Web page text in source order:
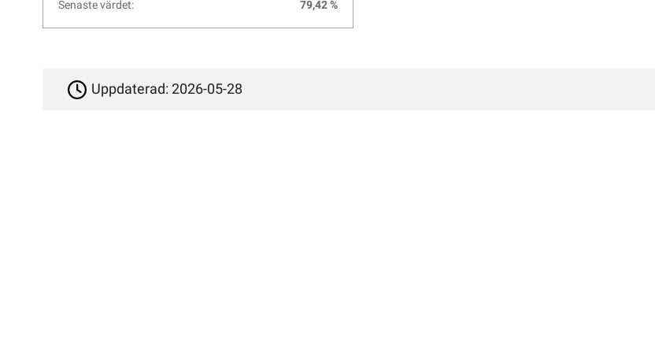
Senaste värdet: 79,42 %
Uppdaterad:2026-05-28